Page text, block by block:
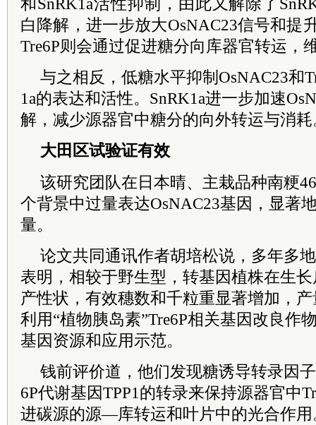
白降解，进一步放大OsNAC23信号和提
Tre6P则会通过促进糖分向库器官转运，
与之相反，低糖水平抑制OsNAC23和
1a的表达和活性。SnRK1a进一步加速
解，减少源器官中糖分的向外转运与消耗
大田区试验证有效
该研究团队在日本晴、主栽品种南粳
个背景中过量表达OsNAC23基因，显著
量。
论文共同通讯作者胡培松说，多年多
表明，相较于野生型，转基因植株在生
产性状，有效穗数和千粒重显著增加，
利用“植物胰岛素”Tre6P相关基因改良作
基因资源和应用示范。
钱前评价道，他们发现糖诱导转录因
6P代谢基因TPP1的转录来保持源器官中
进碳源的源—库转运和叶片中的光合作用